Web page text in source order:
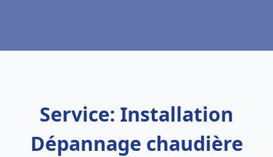
Service: Installation
Dépannage chaudière